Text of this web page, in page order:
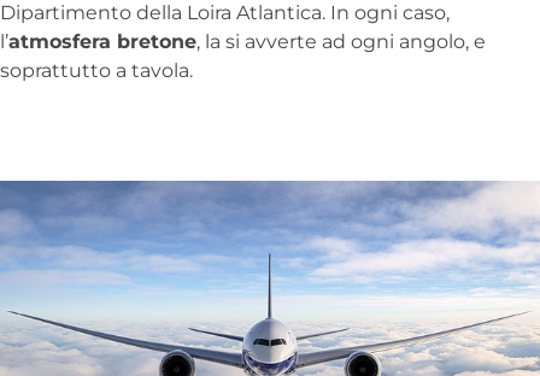
Dipartimento della Loira Atlantica. In ogni caso,
l’atmosfera bretone, la si avverte ad ogni angolo, e
soprattutto a tavola.